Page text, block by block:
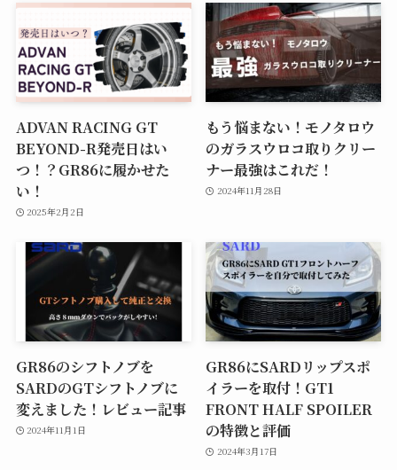
ADVAN RACING GT
BEYOND-R発売日はい
つ！？GR86に履かせた
い！
2025年2月2日
もう悩まない！モノタロウ
のガラスウロコ取りクリー
ナー最強はこれだ！
2024年11月28日
GR86のシフトノブを
SARDのGTシフトノブに
変えました！レビュー記事
2024年11月1日
GR86にSARDリップスポ
イラーを取付！GT1
FRONT HALF SPOILER
の特徴と評価
2024年3月17日